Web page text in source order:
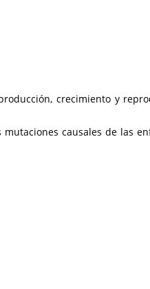
crecimiento y
mutaciones causales de las